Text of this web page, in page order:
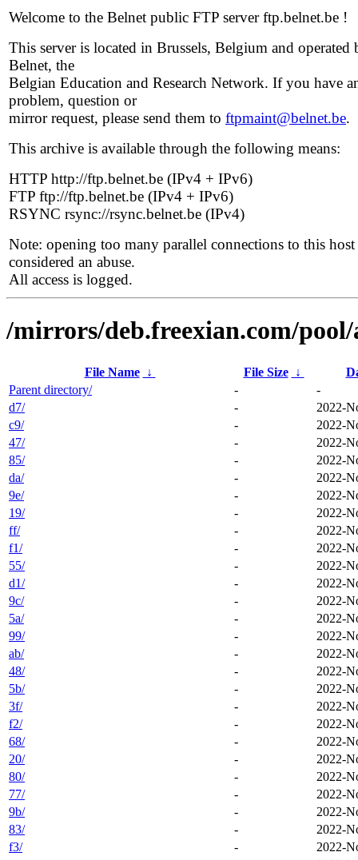
Welcome to the Belnet public FTP server ftp.belnet.be !
This server is located in Brussels, Belgium and operated
Belnet, the
Belgian Education and Research Network. If you have
problem, question or
mirror request, please send them to ftpmaint@belnet.be.
This archive is available through the following means:
HTTP http://ftp.belnet.be (IPv4 + IPv6)
FTP ftp://ftp.belnet.be (IPv4 + IPv6)
RSYNC rsync://rsync.belnet.be (IPv4)
Note: opening too many parallel connections to this host
considered an abuse.
All access is logged.
/mirrors/deb.freexian.com/pool/
File Name ↓ File Size ↓
Parent directory/
-
-
d7/
-
2022-
c9/
-
2022-
47/
-
2022-
85/
-
2022-
da/
-
2022-
9e/
-
2022-
19/
-
2022-
ff/
-
2022-
f1/
-
2022-
55/
-
2022-
d1/
-
2022-
9c/
-
2022-
5a/
-
2022-
99/
-
2022-
ab/
-
2022-
48/
-
2022-
5b/
-
2022-
3f/
-
2022-
f2/
-
2022-
68/
-
2022-
20/
-
2022-
80/
-
2022-
77/
-
2022-
9b/
-
2022-
83/
-
2022-
f3/
-
2022-